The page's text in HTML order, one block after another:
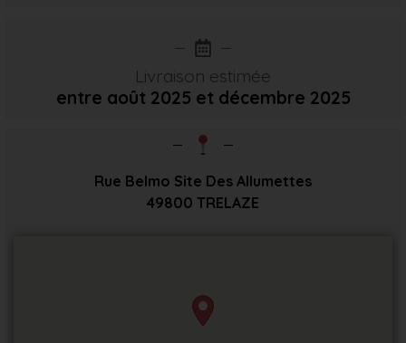
Livraison estimée
entre août 2025 et décembre 2025
Rue Belmo Site Des Allumettes
49800 TRELAZE